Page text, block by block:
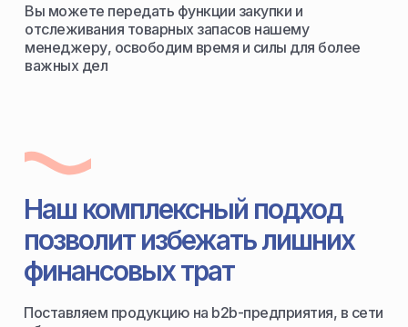
Наш комплексный подход
позволит избежать лишних
финансовых трат
Поставляем продукцию на b2b-предприятия, в сети
Вы можете передать функции закупки и
отслеживания товарных запасов нашему
менеджеру, освободим время и силы для более
важных дел